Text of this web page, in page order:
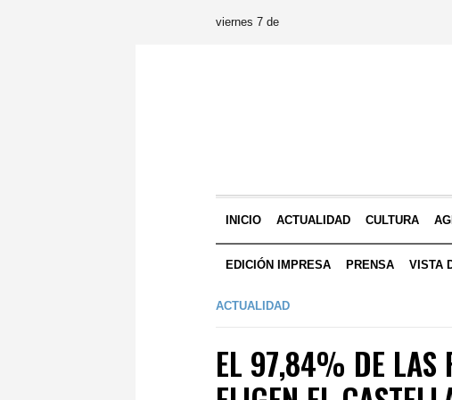
viernes 7 de
INICIO ACTUALIDAD CULTURA
EDICIÓN IMPRESA PRENSA VISTA
ACTUALIDAD
EL 97,84% DE LAS